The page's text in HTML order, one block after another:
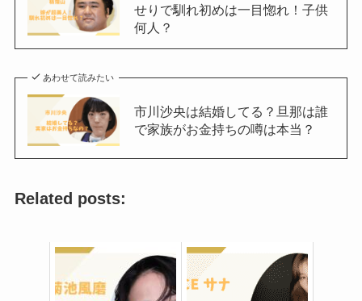
せりで馴れ初めは一目惚れ！子供
何人？
あわせて読みたい
市川沙央は結婚してる？旦那は誰
で家族がお金持ちの噂は本当？
Related posts: